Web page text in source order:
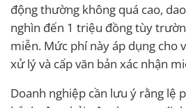
động thường không quá cao,
nghìn đến 1 triệu đồng tùy
miễn. Mức phí này áp dụng cho
xử lý và cấp văn bản xác nhận
Doanh nghiệp cần lưu ý rằng lệ